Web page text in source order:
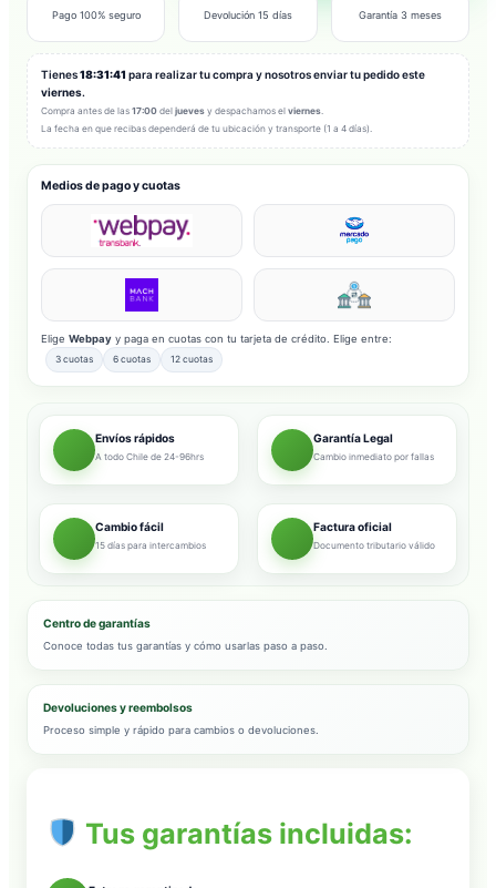
Pago 100% seguro Devolución 15 días Garantía 3 meses
Tienes18:31:39 para realizar tu compra y nosotros enviar tu pedido este
viernes.
Compra antes de las 17:00 del jueves y despachamos el viernes
La fecha en que recibas dependerá de tu ubicación y transporte (1 a 4 días).
Medios de pago y cuotas
Elige Webpay y paga en cuotas con tu tarjeta de crédito. Elige entre:
3 cuotas 6 cuotas 12 cuotas
Envíos rápidos
A todo Chile de 24-96hrs
Garantía Legal
Cambio inmediato por fallas
Cambio fácil
15 días para intercambios
Factura oficial
Documento tributario válido
Centro de garantías
Conoce todas tus garantías y cómo usarlas paso a paso.
Devoluciones y reembolsos
Proceso simple y rápido para cambios o devoluciones.
Tus garantías incluidas: